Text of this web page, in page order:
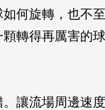
何旋轉，也不
轉得再厲害的
讓流場周邊速